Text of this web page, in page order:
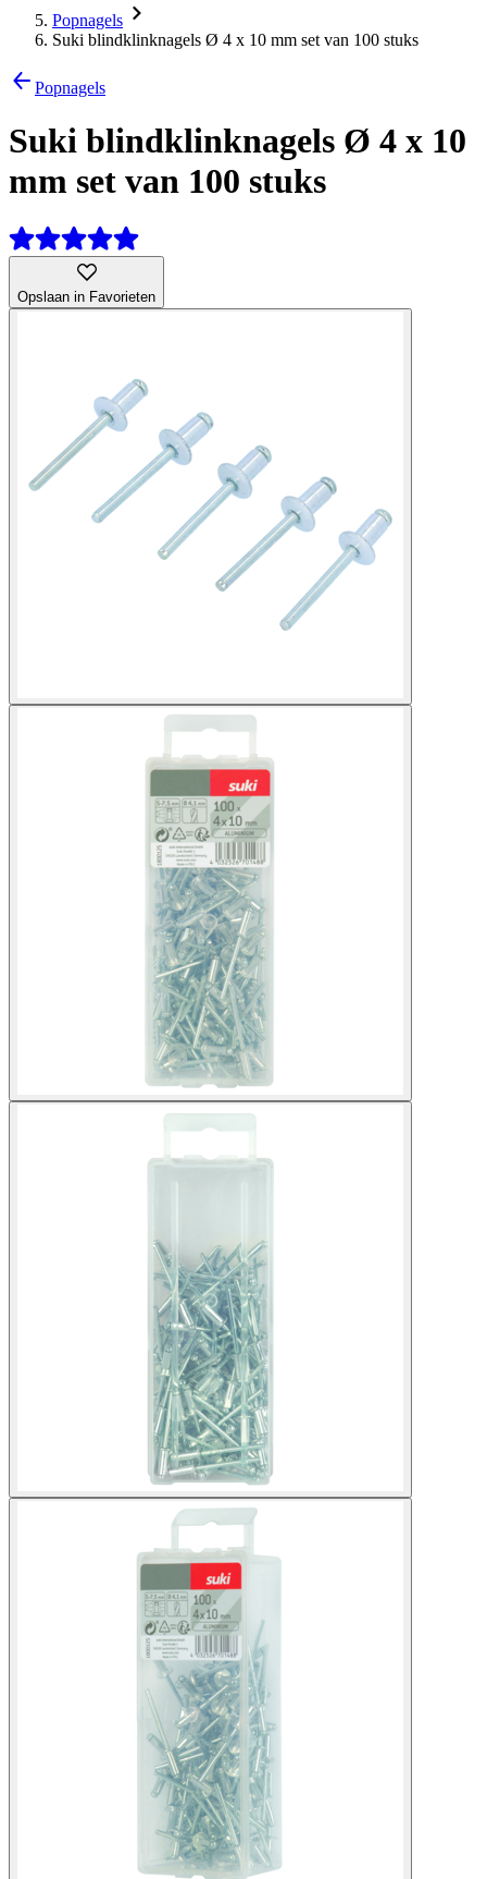
Popnagels
Suki blindklinknagels Ø 4 x 10 mm set van 100 stuks
Popnagels
Suki blindklinknagels Ø 4 x 10
mm set van 100 stuks
Opslaan in Favorieten